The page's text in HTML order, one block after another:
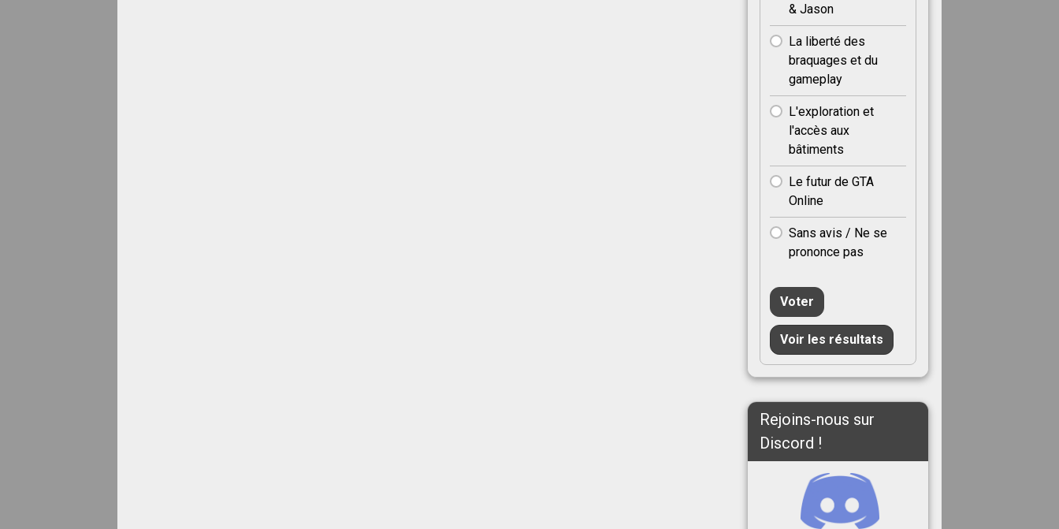
& Jason
La liberté des
braquages et du
gameplay
L'exploration et
l'accès aux
bâtiments
Le futur de GTA
Online
Sans avis / Ne se
prononce pas
Voter
Voir les résultats
Rejoins-nous sur
Discord !